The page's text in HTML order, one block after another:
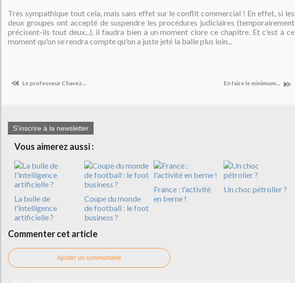
Très sympathique tout cela, mais sans effet sur le conflit commercial ! En effet, si les
deux groupes ont accepté de suspendre les procédures judiciaires (temporairement
précisent-ils tout deux...), il faudra bien à un moment clore ce chapitre. Et c'est à ce
moment qu'on se rendra compte qu'on a juste jeté la balle plus loin...
Le professeur Chavez... En faire le minimum...
S'inscrire à la newsletter
Vous aimerez aussi :
La bulle de
l'intelligence
artificielle ?
Coupe du monde
de football : le foot
business ?
France : l'activité
en berne !
Un choc pétrolier ?
Commenter cet article
Ajouter un commentaire